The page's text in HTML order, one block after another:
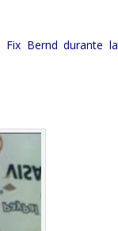
Fix Bernd durante la